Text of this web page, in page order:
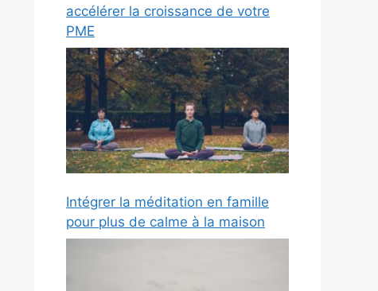
accélérer la croissance de votre
PME
Intégrer la méditation en famille
pour plus de calme à la maison